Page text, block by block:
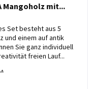
Mangoholz mit...
Set besteht aus 5
und einem auf antik
Sie ganz individuell
freien Lauf...
*